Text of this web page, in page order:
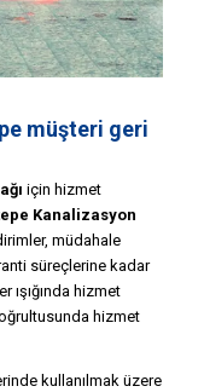
müşteri geri
için hizmet
Kanalizasyon
müdahale
süreçlerine kadar
ışığında hizmet
hizmet
kullanılmak üzere